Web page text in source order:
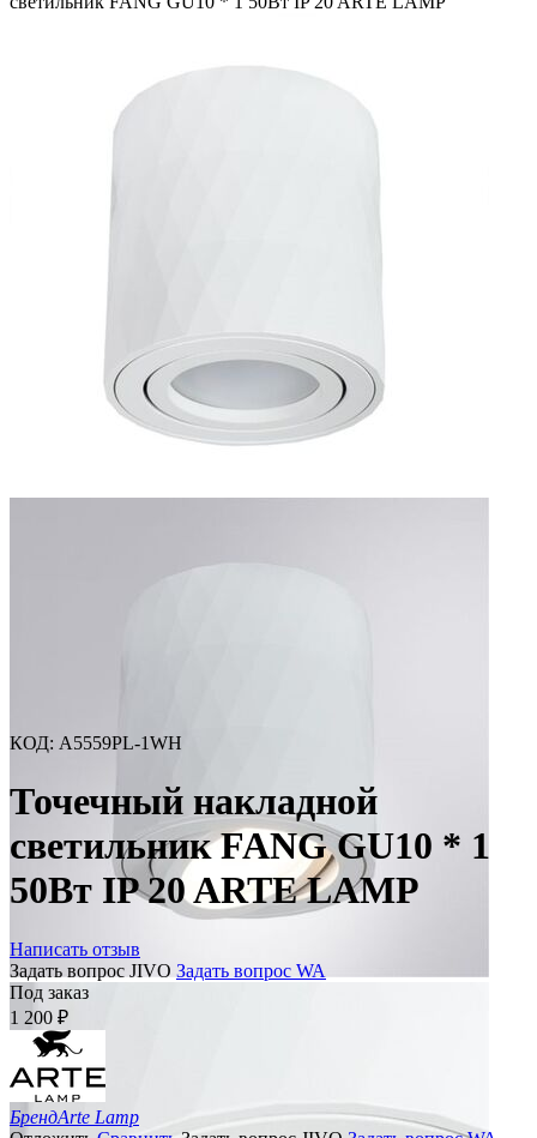
КОД: A5559PL-1WH
Точечный накладной
светильник FANG GU10 * 1
50Вт IP 20 ARTE LAMP
Написать отзыв
Задать вопрос JIVO Задать вопрос WA
Под заказ
1 200 ₽
БрендArte Lamp